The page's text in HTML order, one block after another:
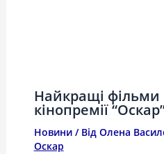
Найкращі фільми в
кінопремії
Новини/ Від Олена
Оскар